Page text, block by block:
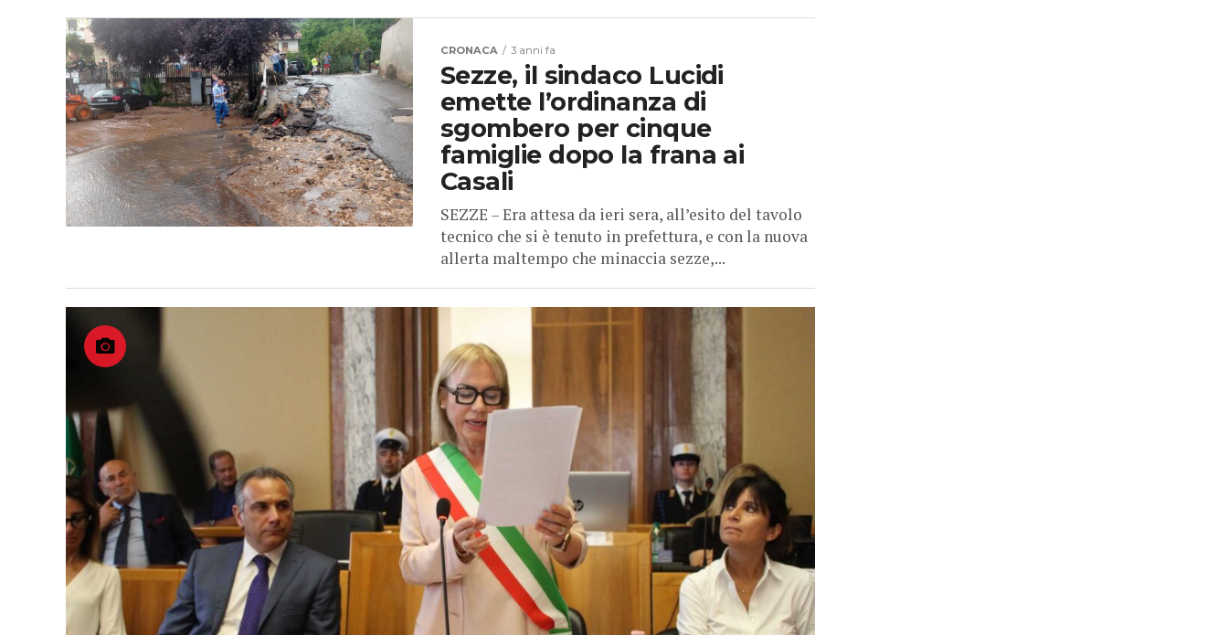
CRONACA 3 anni fa
Sezze, il sindaco Lucidi
emette l’ordinanza di
sgombero per cinque
famiglie dopo la frana ai
Casali
SEZZE – Era attesa da ieri sera, all’esito del tavolo
tecnico che si è tenuto in prefettura, e con la nuova
allerta maltempo che minaccia sezze,...